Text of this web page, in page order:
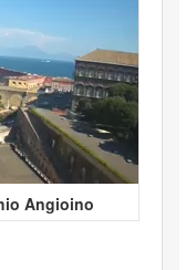
Angioino